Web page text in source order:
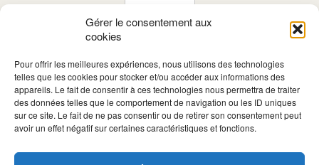
Gérer le consentement aux
cookies
Pour offrir les meilleures expériences, nous utilisons des technologies
telles que les cookies pour stocker et/ou accéder aux informations des
appareils. Le fait de consentir à ces technologies nous permettra de traiter
des données telles que le comportement de navigation ou les ID uniques
sur ce site. Le fait de ne pas consentir ou de retirer son consentement peut
avoir un effet négatif sur certaines caractéristiques et fonctions.
m'inscris!